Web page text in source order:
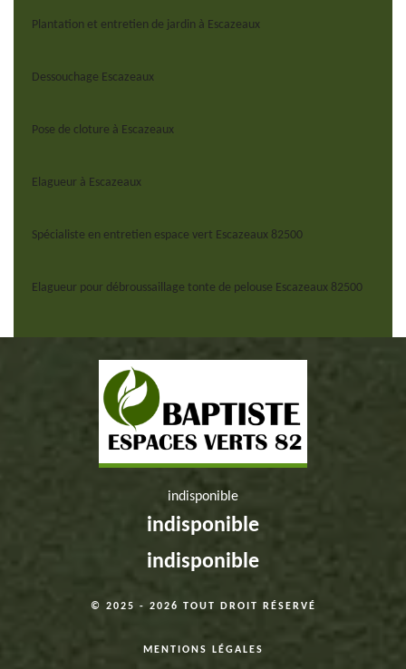
Plantation et entretien de jardin à Escazeaux
Dessouchage Escazeaux
Pose de cloture à Escazeaux
Elagueur à Escazeaux
Spécialiste en entretien espace vert Escazeaux 82500
Elagueur pour débroussaillage tonte de pelouse Escazeaux 82500
indisponible
indisponible
indisponible
© 2025 - 2026 TOUT DROIT RÉSERVÉ
MENTIONS LÉGALES